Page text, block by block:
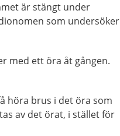
är stängt under
som undersöker
med ett öra åt gången.
höra brus i det öra som
av det örat, i stället för